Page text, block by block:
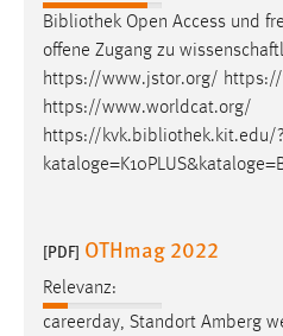
Bibliothek Open Access und
offene Zugang zu
https://www.jstor.org/
https://www.worldcat.org/
https://kvk.bibliothek.kit.edu/?
[PDF] OTHmag 2022
Relevanz:
careerday, Standort Amberg